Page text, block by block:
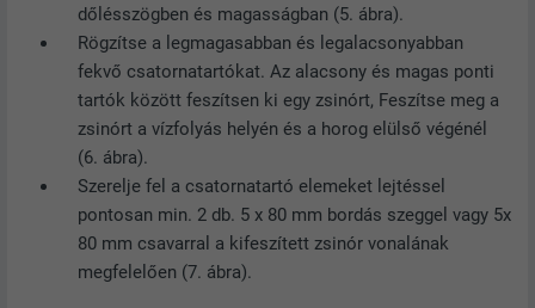
dőlésszögben és magasságban (5. ábra).
Rögzítse a legmagasabban és legalacsonyabban
fekvő csatornatartókat. Az alacsony és magas ponti
tartók között feszítsen ki egy zsinórt, Feszítse meg a
zsinórt a vízfolyás helyén és a horog elülső végénél
(6. ábra).
Szerelje fel a csatornatartó elemeket lejtéssel
pontosan min. 2 db. 5 x 80 mm bordás szeggel vagy 5x
80 mm csavarral a kifeszített zsinór vonalának
megfelelően (7. ábra).